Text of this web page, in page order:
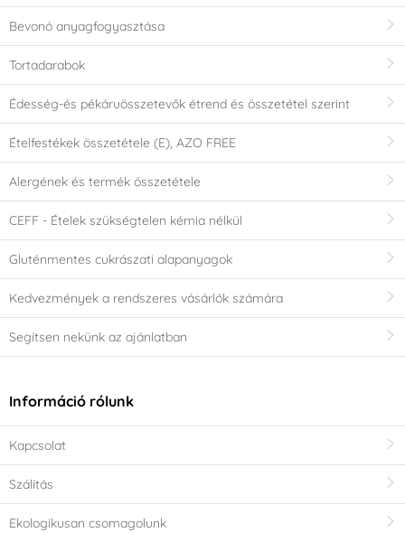
Bevonó anyagfogyasztása
Tortadarabok
Édesség-és pékáruösszetevők étrend és összetétel szerint
Ételfestékek összetétele (E), AZO FREE
Alergének és termék összetétele
CEFF - Ételek szükségtelen kémia nélkül
Gluténmentes cukrászati alapanyagok
Kedvezmények a rendszeres vásárlók számára
Segítsen nekünk az ajánlatban
Információ rólunk
Kapcsolat
Szálítás
Ekologikusan csomagolunk